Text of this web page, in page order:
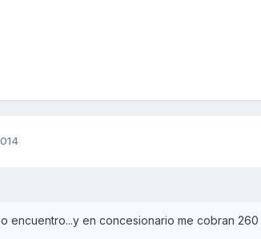
encuentro...y en concesionario me cobran 260